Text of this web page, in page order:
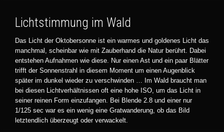
Lichtstimmung im Wald
Das Licht der Oktobersonne ist ein warmes und goldenes Licht das
manchmal, scheinbar wie mit Zauberhand die Natur berührt. Dabei
entstehen Aufnahmen wie diese. Nur einen Ast und ein paar Blätter
trifft der Sonnenstrahl in diesem Moment um einen Augenblick
später im dunkel wieder zu verschwinden … Im Wald braucht man
bei diesen Lichtverhältnissen oft eine hohe ISO, um das Licht in
seiner reinen Form einzufangen. Bei Blende 2.8 und einer nur
1/125 sec war es ein wenig eine Gratwanderung, ob das Bild
letztendlich überzeugt oder verwackelt.